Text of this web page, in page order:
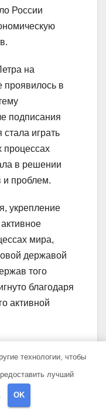
России
на
проявилось в
подписания
играть
процессах
в решении
и проблем.
укрепление
мира,
державой
того
благодаря
активной
Петр?
технологии, чтобы
лучший
OK